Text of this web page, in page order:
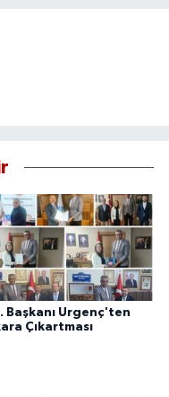
Başkanı Urgenç'ten
Çıkartması